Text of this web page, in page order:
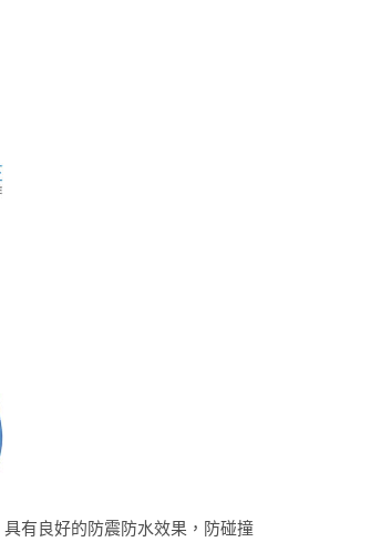
有良好的防震防水效果，防碰撞